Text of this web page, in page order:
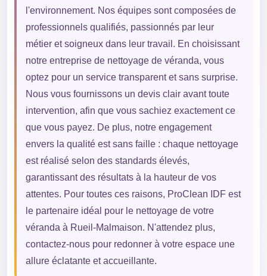
l'environnement. Nos équipes sont composées de
professionnels qualifiés, passionnés par leur
métier et soigneux dans leur travail. En choisissant
notre entreprise de nettoyage de véranda, vous
optez pour un service transparent et sans surprise.
Nous vous fournissons un devis clair avant toute
intervention, afin que vous sachiez exactement ce
que vous payez. De plus, notre engagement
envers la qualité est sans faille : chaque nettoyage
est réalisé selon des standards élevés,
garantissant des résultats à la hauteur de vos
attentes. Pour toutes ces raisons, ProClean IDF est
le partenaire idéal pour le nettoyage de votre
véranda à Rueil-Malmaison. N'attendez plus,
contactez-nous pour redonner à votre espace une
allure éclatante et accueillante.